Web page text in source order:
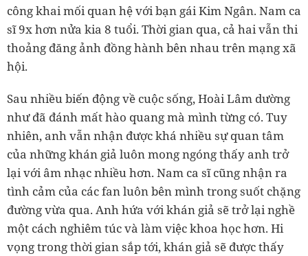
công khai mối quan hệ với bạn gái Kim Ngân. Nam ca
sĩ 9x hơn nửa kia 8 tuổi. Thời gian qua, cả hai vẫn thi
thoảng đăng ảnh đồng hành bên nhau trên mạng xã
hội.
Sau nhiều biến động về cuộc sống, Hoài Lâm dường
như đã đánh mất hào quang mà mình từng có. Tuy
nhiên, anh vẫn nhận được khá nhiều sự quan tâm
của những khán giả luôn mong ngóng thấy anh trở
lại với âm nhạc nhiều hơn. Nam ca sĩ cũng nhận ra
tình cảm của các fan luôn bên mình trong suốt chặng
đường vừa qua. Anh hứa với khán giả sẽ trở lại nghề
một cách nghiêm túc và làm việc khoa học hơn. Hi
vọng trong thời gian sắp tới, khán giả sẽ được thấy